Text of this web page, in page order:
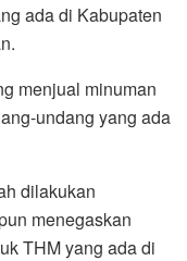
ada di Kabupaten
menjual minuman
undang yang ada
dilakukan
menegaskan
THM yang ada di